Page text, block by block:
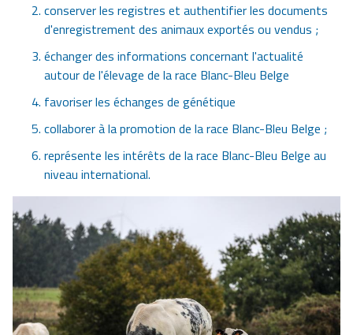
conserver les registres et authentifier les documents
d'enregistrement des animaux exportés ou vendus ;
échanger des informations concernant l'actualité
autour de l'élevage de la race Blanc-Bleu Belge
favoriser les échanges de génétique
collaborer à la promotion de la race Blanc-Bleu Belge ;
représente les intérêts de la race Blanc-Bleu Belge au
niveau international.